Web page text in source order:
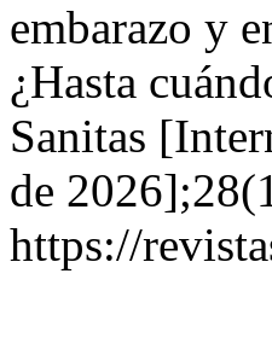
embarazo y
¿Hasta
Sanitas
de
https://